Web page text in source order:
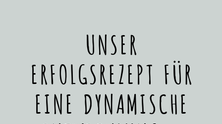
UNSER
ERFOLGSREZEPT FÜR
EINE DYNAMISCHE